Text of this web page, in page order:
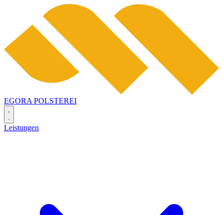
EGORA POLSTEREI
Leistungen